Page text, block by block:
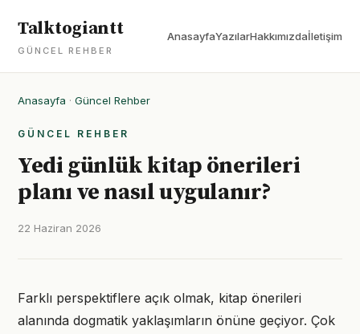
Talktogiantt
GÜNCEL REHBER
AnasayfaYazılarHakkımızdaİletişim
Anasayfa · Güncel Rehber
GÜNCEL REHBER
Yedi günlük kitap önerileri
planı ve nasıl uygulanır?
22 Haziran 2026
Farklı perspektiflere açık olmak, kitap önerileri
alanında dogmatik yaklaşımların önüne geçiyor. Çok